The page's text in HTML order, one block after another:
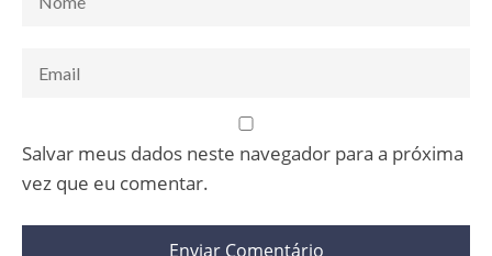
Salvar meus dados neste navegador para a próxima
vez que eu comentar.